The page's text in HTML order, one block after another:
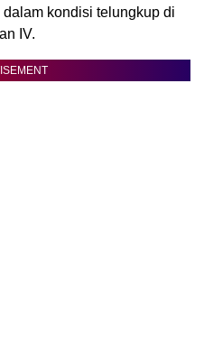
kondisi telungkup di
IV.